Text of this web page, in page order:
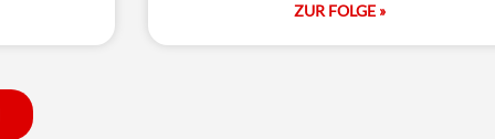
ZUR FOLGE »